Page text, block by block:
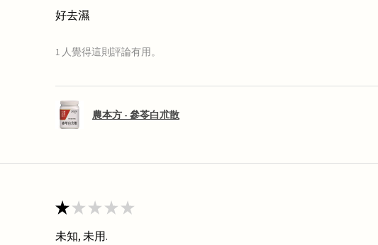
好去濕
1 人覺得這則評論有用。
農本方 - 參苓白朮散
★★★★★
未知, 未用.